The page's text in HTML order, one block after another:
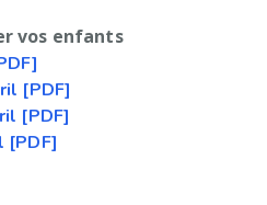
vos enfants
[PDF]
[PDF]
[PDF]